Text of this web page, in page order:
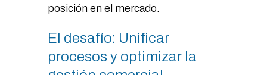
posición en el mercado.
El desafío: Unificar
procesos y optimizar la